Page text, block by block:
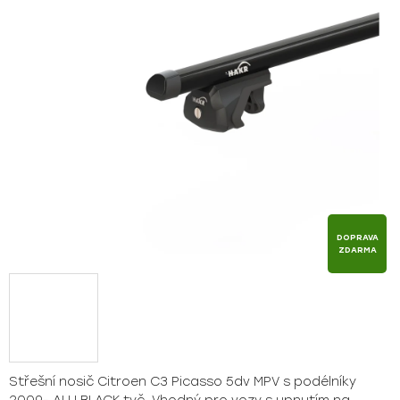
Střešní nosič Citroen C3 Picasso 5dv MPV s podélníky
DOPRAVA
ZDARMA